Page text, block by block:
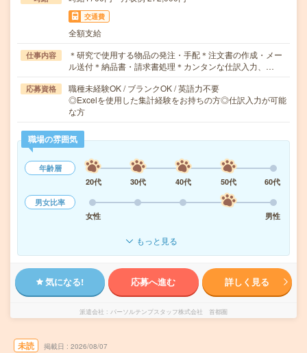
交通費
全額支給
仕事内容
＊研究で使用する物品の発注・手配＊注文書の作成・メー
ル送付＊納品書・請求書処理＊カンタンな仕訳入力、…
応募資格
職種未経験OK / ブランクOK / 英語力不要
◎Excelを使用した集計経験をお持ちの方◎仕訳入力が可能
な方
職場の雰囲気
年齢層
20代
30代 40代 50代
60代
男女比率
女性
男性
もっと見る
気になる! 応募へ進む 詳しく見る
派遣会社 パーソルテンプスタッフ株式会社 首都圏
未読 掲載日 2026/08/07